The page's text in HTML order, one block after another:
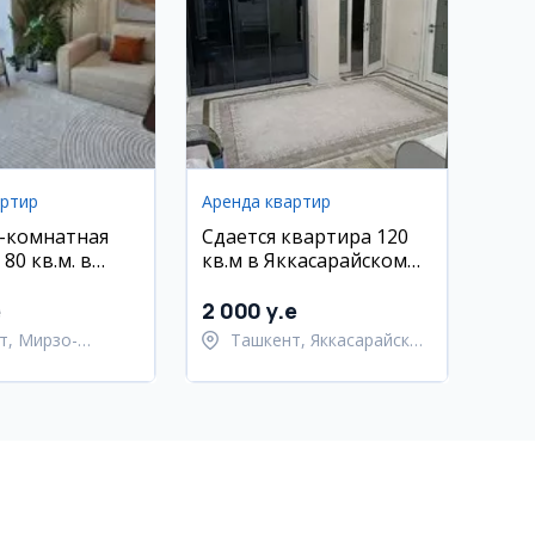
комнатная
кв.м. в
Дархан,
мебелью и
Мирзо-
Аренда квартир
Сдается квартира 120
кв.м в Яккасарайском
Руставели 3/4/9
2 000 y.e
Ташкент, Яккасарайский